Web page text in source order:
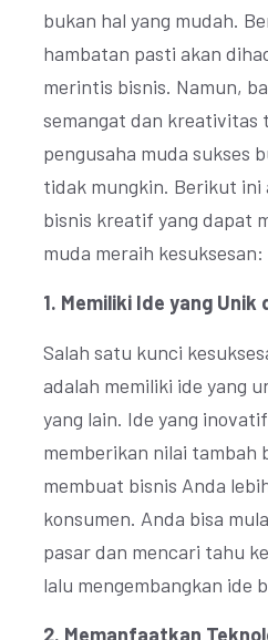
bukan hal yang mudah.
hambatan pasti akan
merintis bisnis. Namun,
semangat dan kreativitas
pengusaha muda sukses
tidak mungkin. Berikut ini
bisnis kreatif yang dapat
muda meraih kesuksesan:
1. Memiliki Ide yang Unik
Salah satu kunci
adalah memiliki ide yang
yang lain. Ide yang
memberikan nilai tambah
membuat bisnis Anda
konsumen. Anda bisa
pasar dan mencari tahu
lalu mengembangkan ide
2. Memanfaatkan